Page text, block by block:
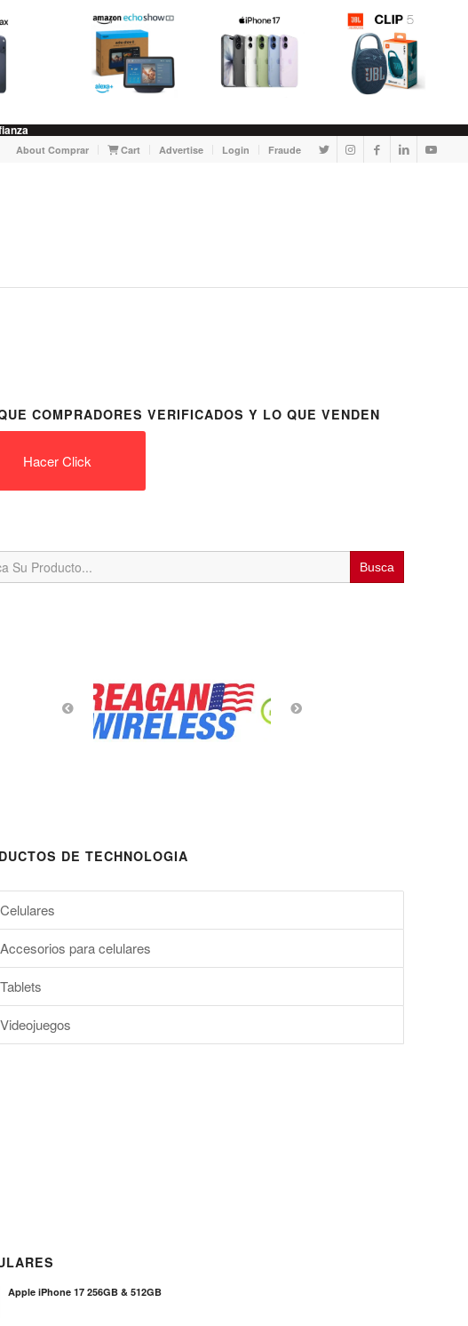
About Comprar Cart Advertise Login Fraude
COMPRADORES VERIFICADOS Y LO QUE VENDEN
Hacer Click
DE TECHNOLOGIA
Celulares
Accesorios para celulares
Tablets
Videojuegos
Apple iPhone 17 256GB & 512GB